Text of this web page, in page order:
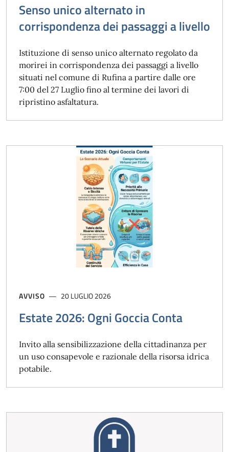
Senso unico alternato in
corrispondenza dei passaggi a livello
Istituzione di senso unico alternato regolato da
morirei in corrispondenza dei passaggi a livello
situati nel comune di Rufina a partire dalle ore
7:00 del 27 Luglio fino al termine dei lavori di
ripristino asfaltatura.
AVVISO 20 LUGLIO 2026
Estate 2026: Ogni Goccia Conta
Invito alla sensibilizzazione della cittadinanza per
un uso consapevole e razionale della risorsa idrica
potabile.